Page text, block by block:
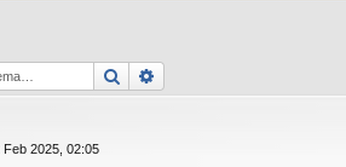
Buscar
Feb 2025, 02:05